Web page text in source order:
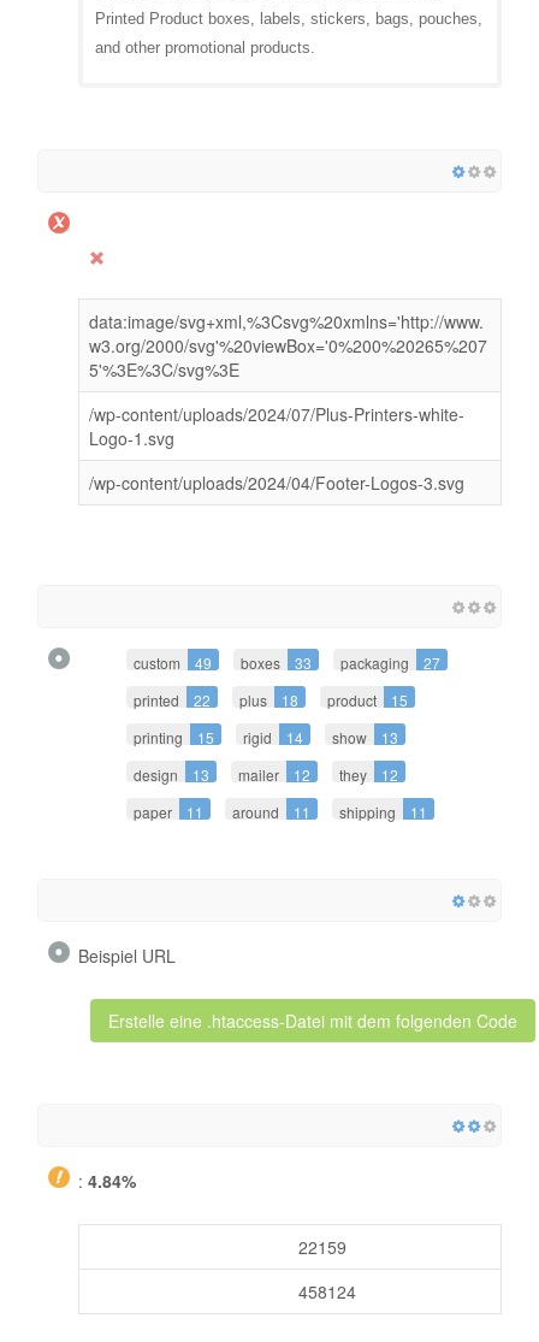
Printed Product boxes, labels, stickers, bags, pouches,
and other promotional products.
data:image/svg+xml,%3Csvg%20xmlns='http://www.
w3.org/2000/svg'%20viewBox='0%200%20265%207
5'%3E%3C/svg%3E
/wp-content/uploads/2024/07/Plus-Printers-white-
Logo-1.svg
/wp-content/uploads/2024/04/Footer-Logos-3.svg
custom 49 boxes 33 packaging
27
printed
22 plus 18 product
15
printing
15 rigid 14 show
13
design
13 mailer 12 they
12
paper
11 around 11 shipping 11
Beispiel URL
Erstelle eine .htaccess-Datei mit dem folgenden Code
: 4.84%
22159
458124